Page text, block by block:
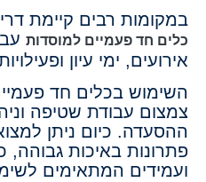
במקומות רבים קיימת
כלים חד פעמיים למוסדות
אירועים, ימי עיון
השימוש בכלים חד
צמצום עבודת שטיפה
ההסעדה. כיום ניתן
פתרונות באיכות גבוהה,
ועמידים המתאימים